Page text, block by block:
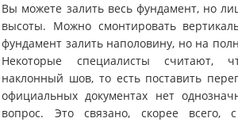
Вы можете залить весь фундамент, но
высоты. Можно смонтировать
фундамент залить наполовину, но на
Некоторые специалисты считают,
наклонный шов, то есть поставить
официальных документах нет
вопрос. Это связано, скорее всего,